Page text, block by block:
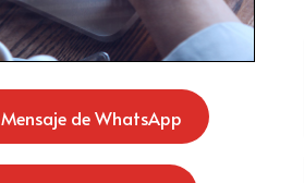
Mensaje de WhatsApp